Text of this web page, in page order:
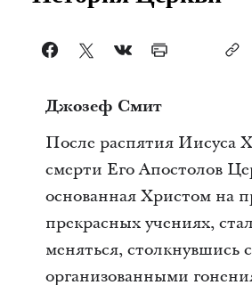
Джозеф Смит
После распятия Иисуса
смерти Его Апостолов
основанная Христом на
прекрасных учениях,
меняться, столкнувшись с
организованными